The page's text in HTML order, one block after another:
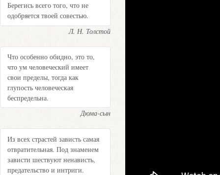
Берегись всего того, что не
одобряется твоей совестью.
Л. Н. Толстой
Что особенно обидно, это то,
что ум человеческий имеет
свои пределы, тогда как
глупость человеческая
беспредельна.
Дюма-сын
Из всех страстей зависть самая
отвратительная. Под знаменем
зависти шествуют ненависть,
предательство и интриги.